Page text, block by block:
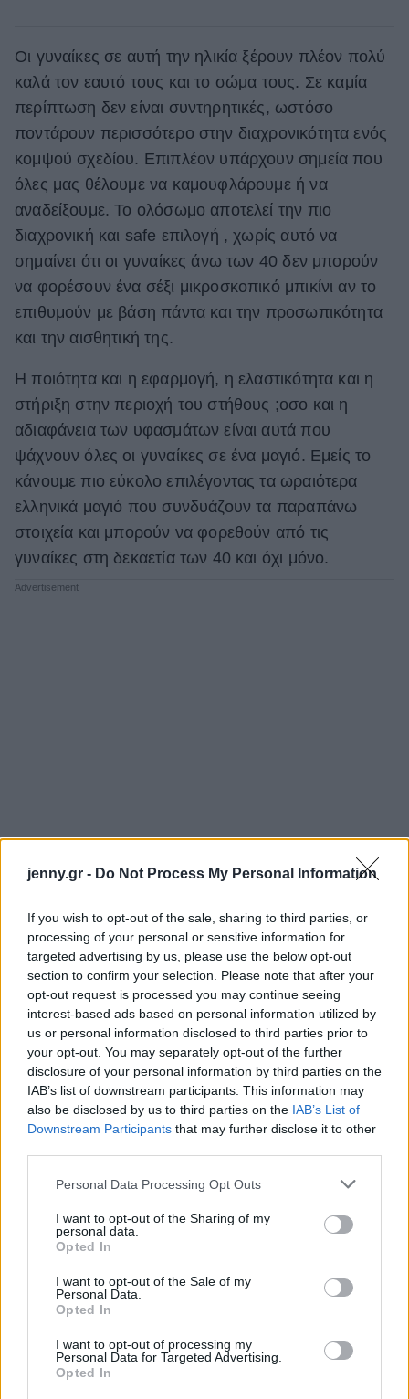
jenny.gr - Do Not Process My Personal Information
If you wish to opt-out of the sale, sharing to third parties, or
processing of your personal or sensitive information for
targeted advertising by us, please use the below opt-out
section to confirm your selection. Please note that after your
opt-out request is processed you may continue seeing
interest-based ads based on personal information utilized by
us or personal information disclosed to third parties prior to
your opt-out. You may separately opt-out of the further
disclosure of your personal information by third parties on the
IAB’s list of downstream participants. This information may
also be disclosed by us to third parties on the IAB’s List of
Downstream Participants that may further disclose it to other
Please note that this website/app uses one or more Google
not limited to your visit or usage behaviour. You may click to
grant or deny consent to Google and its third-party tags to
use your data for below specified purposes in below Google
consent section.
Personal Data Processing Opt Outs
I want to opt-out of the Sharing of my
personal data.
Opted In
I want to opt-out of the Sale of my
Personal Data.
Opted In
I want to opt-out of processing my
Personal Data for Targeted Advertising.
Opted In
Οι γυναίκες σε αυτή την ηλικία ξέρουν πλέον πολύ
καλά τον εαυτό τους και το σώμα τους. Σε καμία
περίπτωση δεν είναι συντηρητικές, ωστόσο
ποντάρουν περισσότερο στην διαχρονικότητα ενός
κομψού σχεδίου. Επιπλέον υπάρχουν σημεία που
όλες μας θέλουμε να καμουφλάρουμε ή να
αναδείξουμε. Το ολόσωμο αποτελεί την πιο
διαχρονική και safe επιλογή , χωρίς αυτό να
σημαίνει ότι οι γυναίκες άνω των 40 δεν μπορούν
να φορέσουν ένα σέξι μικροσκοπικό μπικίνι αν το
επιθυμούν με βάση πάντα και την προσωπικότητα
και την αισθητική της.
Η ποιότητα και η εφαρμογή, η ελαστικότητα και η
στήριξη στην περιοχή του στήθους ;oσο και η
αδιαφάνεια των υφασμάτων είναι αυτά που
ψάχνουν όλες οι γυναίκες σε ένα μαγιό. Εμείς το
κάνουμε πιο εύκολο επιλέγοντας τα ωραιότερα
ελληνικά μαγιό που συνδυάζουν τα παραπάνω
στοιχεία και μπορούν να φορεθούν από τις
γυναίκες στη δεκαετία των 40 και όχι μόνο.